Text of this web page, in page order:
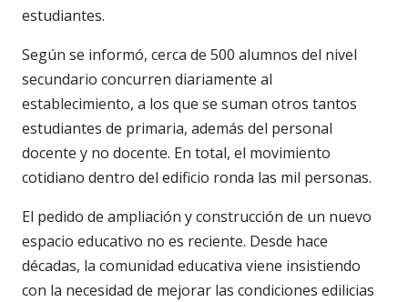
estudiantes.
Según se informó, cerca de 500 alumnos del nivel
secundario concurren diariamente al
establecimiento, a los que se suman otros tantos
estudiantes de primaria, además del personal
docente y no docente. En total, el movimiento
cotidiano dentro del edificio ronda las mil personas.
El pedido de ampliación y construcción de un nuevo
espacio educativo no es reciente. Desde hace
décadas, la comunidad educativa viene insistiendo
con la necesidad de mejorar las condiciones edilicias